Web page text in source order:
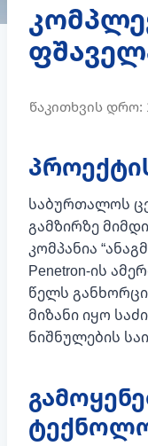
საბურთალოს
გამზირზე
კომპანია
Penetron-ის
წელს
მიზანი იყო
ნიშნულების